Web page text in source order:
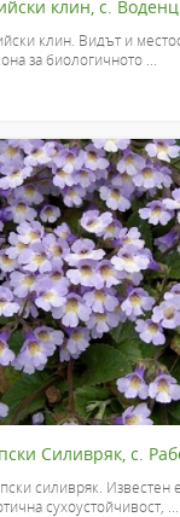
клин, с.
клин. Видът и
за биологичното ...
Силивряк, с.
силивряк. Известен
сухоустойчивост, ...